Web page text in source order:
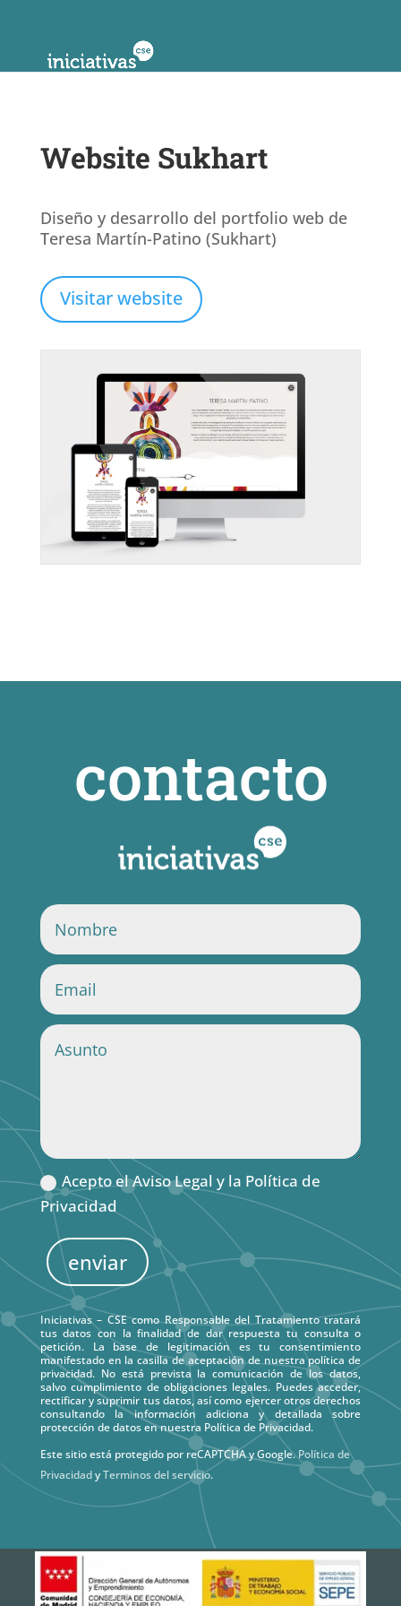
Website Sukhart
Diseño y desarrollo del portfolio web de
Teresa Martín-Patino (Sukhart)
Visitar website
contacto
Acepto el Aviso Legal y la Política de
Privacidad
enviar
Iniciativas – CSE como Responsable del Tratamiento tratará
tus datos con la finalidad de dar respuesta tu consulta o
petición. La base de legitimación es tu consentimiento
manifestado en la casilla de aceptación de nuestra política de
privacidad. No está prevista la comunicación de los datos,
salvo cumplimiento de obligaciones legales. Puedes acceder,
rectificar y suprimir tus datos, así como ejercer otros derechos
consultando la información adiciona y detallada sobre
protección de datos en nuestra Política de Privacidad.
Este sitio está protegido por reCAPTCHA y Google.Política de
PrivacidadyTerminos del servicio.